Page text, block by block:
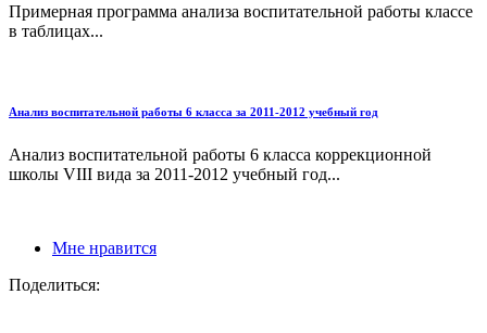
Примерная программа анализа воспитательной работы классе
в таблицах...
Анализ воспитательной работы 6 класса за 2011-2012 учебный год
Анализ воспитательной работы 6 класса коррекционной
школы VIII вида за 2011-2012 учебный год...
Мне нравится
Поделиться: